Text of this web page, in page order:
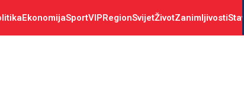
EkonomijaSportVIPRegionSvijetŽivotZanimljivostiStav